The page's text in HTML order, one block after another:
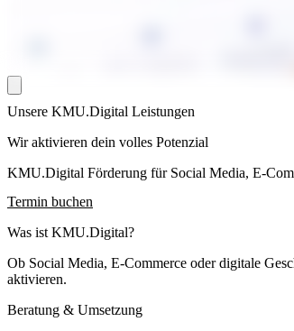
Unsere KMU.Digital Leistungen
Wir aktivieren dein volles Potenzial
KMU.Digital Förderung für Social Media, E-
Termin buchen
Was ist KMU.Digital?
Ob Social Media, E-Commerce oder digitale
aktivieren.
Beratung & Umsetzung